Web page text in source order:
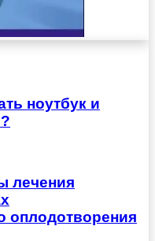
ноутбук и
лечения
оплодотворения